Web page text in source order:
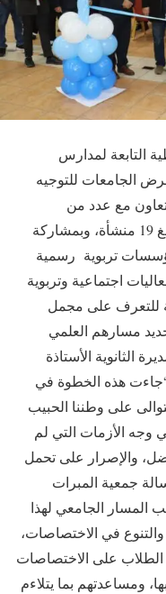
التابعة لمدارس
الجامعات للتوجيه
الدراسي 2023- 2024، بالتعاون مع عدد من
الجامعات والمعاهد المهنية والجامعية بلغ 19 منشأة، وبمشاركة
تربوية رسمية
اجتماعية وتربوية
للتعرف على مجمل
مسارهم العلمي
الثانوية الأستاذة
هذه الخطوة في
على وطننا الحبيب
وجه الأزمات التي لم
والإصرار على تحمل
جمعية المبرات
المسار الجامعي لهذا
في الاختصاصات،
على الاختصاصات
ومساعدتهم بما يتلاءم